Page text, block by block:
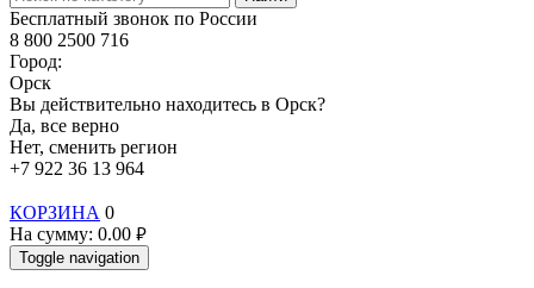
Бесплатный звонок по России
8 800 2500 716
Город:
Орск
Вы действительно находитесь в Орск?
Да, все верно
Нет, сменить регион
+7 922 36 13 964
КОРЗИНА 0
На сумму: 0.00 руб.
Toggle navigation